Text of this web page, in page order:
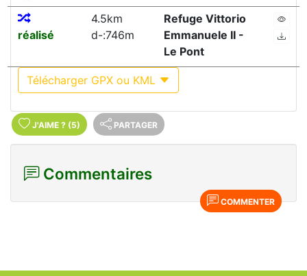
réalisé
4.5km
d-:746m
Refuge Vittorio
Emmanuele II -
Le Pont
Télécharger GPX ou KML
J'AIME ? (5) PARTAGER
Commentaires
COMMENTER